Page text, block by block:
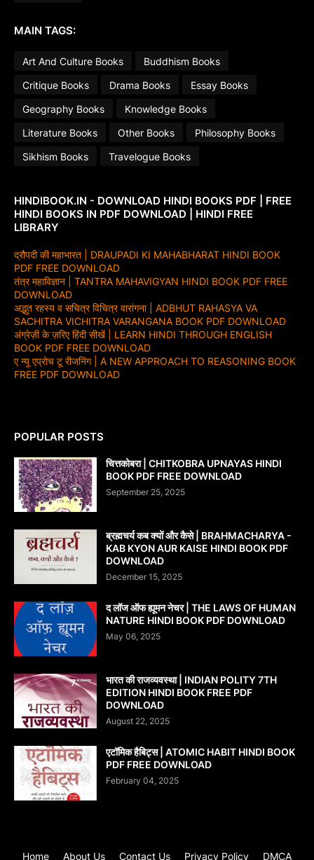
MAIN TAGS:
Art And Culture Books
Buddhism Books
Critique Books
Drama Books
Essay Books
Geography Books
Knowledge Books
Literature Books
Other Books
Philosophy Books
Sikhism Books
Travelogue Books
HINDIBOOK.IN - DOWNLOAD HINDI BOOKS PDF | FREE
HINDI BOOKS IN PDF DOWNLOAD | HINDI FREE
LIBRARY
द्रौपदी की महाभारत | DRAUPADI KI MAHABHARAT HINDI BOOK
PDF FREE DOWNLOAD
तंत्र महाविज्ञान | TANTRA MAHAVIGYAN HINDI BOOK PDF FREE
DOWNLOAD
अद्भुत रहस्य व सचित्र विचित्र वारांगना | ADBHUT RAHASYA VA
SACHITRA VICHITRA VARANGANA BOOK PDF DOWNLOAD
अंग्रेज़ी के ज़रिए हिंदी सीखें | LEARN HINDI THROUGH ENGLISH
BOOK PDF FREE DOWNLOAD
ए न्यू एप्रोच टू रीजनिंग | A NEW APPROACH TO REASONING BOOK
FREE PDF DOWNLOAD
POPULAR POSTS
चित्तकोबरा | CHITKOBRA UPNAYAS HINDI
BOOK PDF FREE DOWNLOAD
September 25, 2025
ब्रह्मचर्य कब क्यों और कैसे | BRAHMACHARYA -
KAB KYON AUR KAISE HINDI BOOK PDF
DOWNLOAD
December 15, 2025
द लॉज ऑफ ह्यूमन नेचर | THE LAWS OF HUMAN
NATURE HINDI BOOK PDF DOWNLOAD
May 06, 2025
भारत की राजव्यवस्था | INDIAN POLITY 7TH
EDITION HINDI BOOK FREE PDF
DOWNLOAD
August 22, 2025
एटॉमिक हैबिट्स | ATOMIC HABIT HINDI BOOK
PDF FREE DOWNLOAD
February 04, 2025
Home About Us Contact Us Privacy Policy DMCA